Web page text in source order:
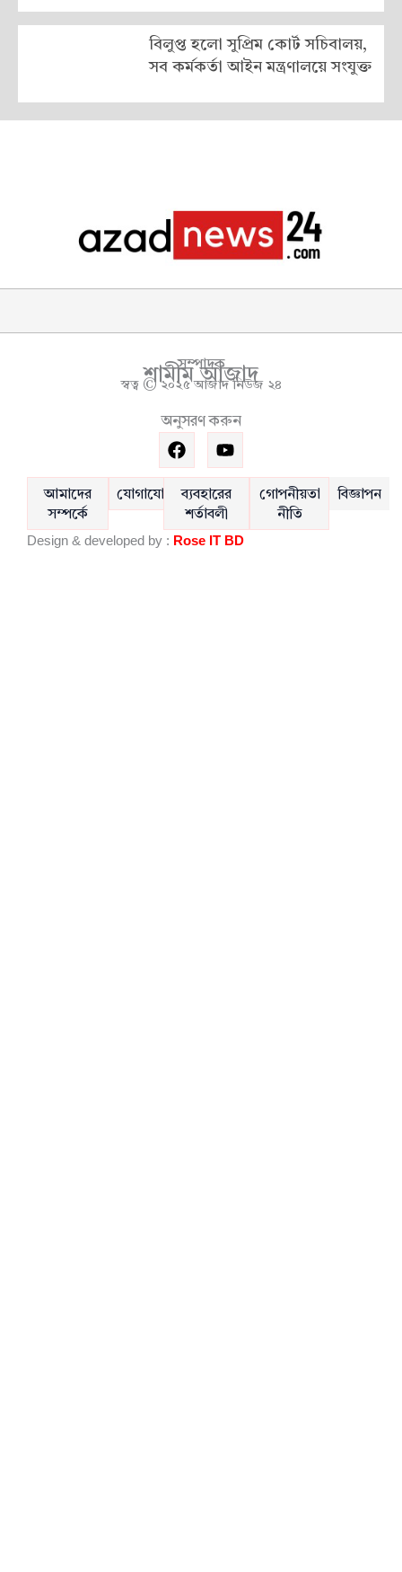
বিলুপ্ত হলো সুপ্রিম কোর্ট সচিবালয়,
সব কর্মকর্তা আইন মন্ত্রণালয়ে সংযুক্ত
সম্পাদক
শামীম আজাদ
স্বত্ব © ২০২৫ আজাদ নিউজ ২৪
অনুসরণ করুন
F
a
c
e
b
o
o
Y
o
u
t
u
b
e
আমাদের
সম্পর্কে
যোগাযোগ
ব্যবহারের
শর্তাবলী
গোপনীয়তা
নীতি
বিজ্ঞাপন
Design & developed by : Rose IT BD